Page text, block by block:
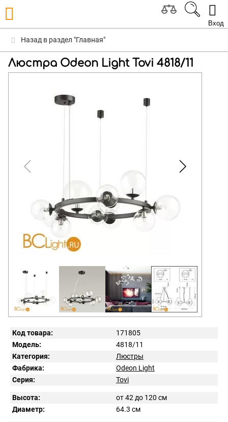
Вход
Назад в раздел "Главная"
Люстра Odeon Light Tovi 4818/11
Код товара:
171805
Модель:
4818/11
Категория:
Люстры
Фабрика:
Odeon Light
Серия:
Tovi
Высота:
от 42 до 120 см
Диаметр:
64.3 см